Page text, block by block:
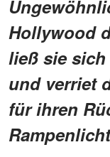
Hollywood
ließ sie
und verriet
für ihren